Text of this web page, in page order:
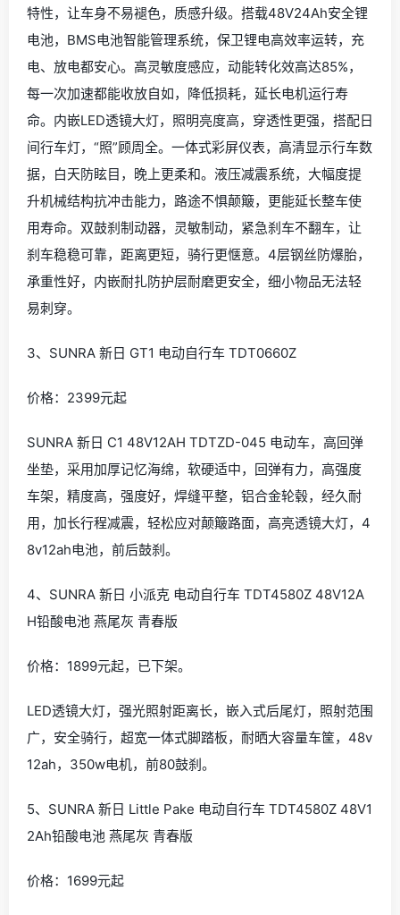
特性，让车身不易褪色，质感升级。搭载48V24Ah安全锂
电池，BMS电池智能管理系统，保卫锂电高效率运转，充
电、放电都安心。高灵敏度感应，动能转化效高达85%，
每一次加速都能收放自如，降低损耗，延长电机运行寿
命。内嵌LED透镜大灯，照明亮度高，穿透性更强，搭配日
间行车灯，“照”顾周全。一体式彩屏仪表，高清显示行车数
据，白天防眩目，晚上更柔和。液压减震系统，大幅度提
升机械结构抗冲击能力，路途不惧颠簸，更能延长整车使
用寿命。双鼓刹制动器，灵敏制动，紧急刹车不翻车，让
刹车稳稳可靠，距离更短，骑行更惬意。4层钢丝防爆胎，
承重性好，内嵌耐扎防护层耐磨更安全，细小物品无法轻
易刺穿。
3、SUNRA 新日 GT1 电动自行车 TDT0660Z
价格：2399元起
SUNRA 新日 C1 48V12AH TDTZD-045 电动车，高回弹
坐垫，采用加厚记忆海绵，软硬适中，回弹有力，高强度
车架，精度高，强度好，焊缝平整，铝合金轮毂，经久耐
用，加长行程减震，轻松应对颠簸路面，高亮透镜大灯，4
8v12ah电池，前后鼓刹。
4、SUNRA 新日 小派克 电动自行车 TDT4580Z 48V12A
H铅酸电池 燕尾灰 青春版
价格：1899元起，已下架。
LED透镜大灯，强光照射距离长，嵌入式后尾灯，照射范围
广，安全骑行，超宽一体式脚踏板，耐晒大容量车筐，48v
12ah，350w电机，前80鼓刹。
5、SUNRA 新日 Little Pake 电动自行车 TDT4580Z 48V1
2Ah铅酸电池 燕尾灰 青春版
价格：1699元起